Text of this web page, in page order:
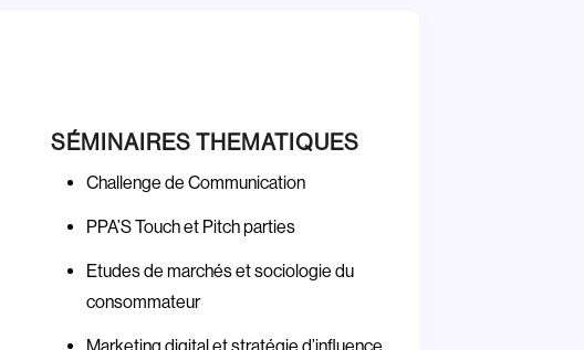
SÉMINAIRES THEMATIQUES
Challenge de Communication
PPA’S Touch et Pitch parties
Etudes de marchés et sociologie du
consommateur
Marketing digital et stratégie d’influence